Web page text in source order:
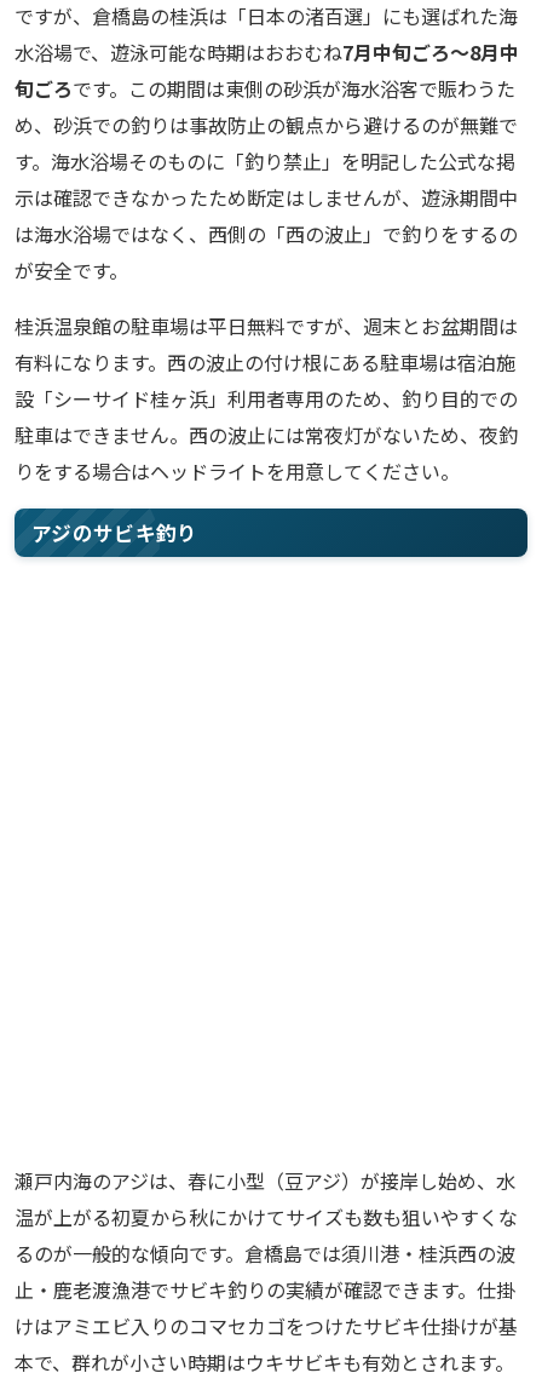
ですが、倉橋島の桂浜は「日本の渚百選」にも選ばれた海
水浴場で、遊泳可能な時期はおおむね7月中旬ごろ〜8月中
旬ごろです。この期間は東側の砂浜が海水浴客で賑わうた
め、砂浜での釣りは事故防止の観点から避けるのが無難で
す。海水浴場そのものに「釣り禁止」を明記した公式な掲
示は確認できなかったため断定はしませんが、遊泳期間中
は海水浴場ではなく、西側の「西の波止」で釣りをするの
が安全です。
桂浜温泉館の駐車場は平日無料ですが、週末とお盆期間は
有料になります。西の波止の付け根にある駐車場は宿泊施
設「シーサイド桂ヶ浜」利用者専用のため、釣り目的での
駐車はできません。西の波止には常夜灯がないため、夜釣
りをする場合はヘッドライトを用意してください。
アジのサビキ釣り
瀬戸内海のアジは、春に小型（豆アジ）が接岸し始め、水
温が上がる初夏から秋にかけてサイズも数も狙いやすくな
るのが一般的な傾向です。倉橋島では須川港・桂浜西の波
止・鹿老渡漁港でサビキ釣りの実績が確認できます。仕掛
けはアミエビ入りのコマセカゴをつけたサビキ仕掛けが基
本で、群れが小さい時期はウキサビキも有効とされます。